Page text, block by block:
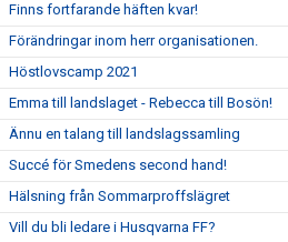
Finns fortfarande häften kvar!
Förändringar inom herr organisationen.
Höstlovscamp 2021
Emma till landslaget - Rebecca till Bosön!
Ännu en talang till landslagssamling
Succé för Smedens second hand!
Hälsning från Sommarproffslägret
Vill du bli ledare i Husqvarna FF?